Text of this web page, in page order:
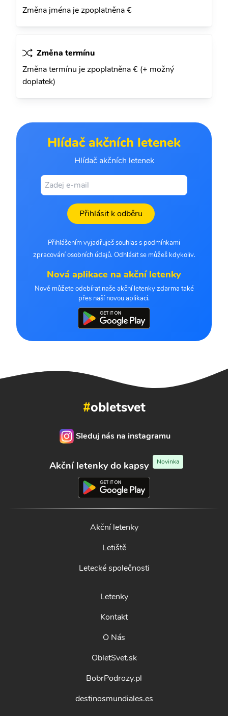
Změna jména je zpoplatněna €
Změna termínu
Změna termínu je zpoplatněna € (+ možný
doplatek)
Hlídač akčních letenek
Hlídač akčních letenek
Přihlásit k odběru
Přihlášením vyjadřuješ souhlas s podmínkami
zpracování osobních údajů. Odhlásit se můžeš kdykoliv.
Nová aplikace na akční letenky
Nově můžete odebírat naše akční letenky zdarma také
přes naší novou aplikaci.
#obletsvet
Sleduj nás na instagramu
Akční letenky do kapsy Novinka
Akční letenky
Letiště
Letecké společnosti
Letenky
Kontakt
O Nás
ObletSvet.sk
BobrPodrozy.pl
destinosmundiales.es